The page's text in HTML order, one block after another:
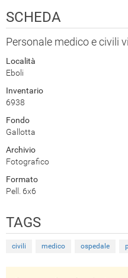
SCHEDA
Personale medico e civili
Località
Eboli
Inventario
6938
Fondo
Gallotta
Archivio
Fotografico
Formato
Pell. 6x6
TAGS
civili medico ospedale